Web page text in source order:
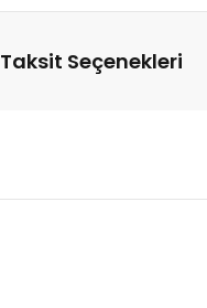
Taksit Seçenekleri